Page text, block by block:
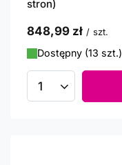
stron)
848,99 zł / szt.
Dostępny (13 szt.)
Ilość produktów